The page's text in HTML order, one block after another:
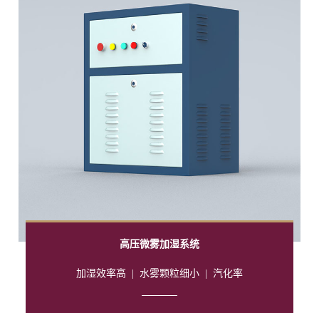
高压微雾加湿系统
加湿效率高 水雾颗粒细小| 汽化率